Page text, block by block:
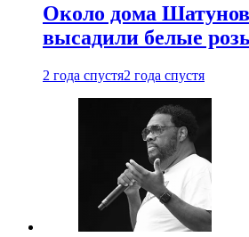
Около дома
высадили белые
2 года спустя2 года спустя